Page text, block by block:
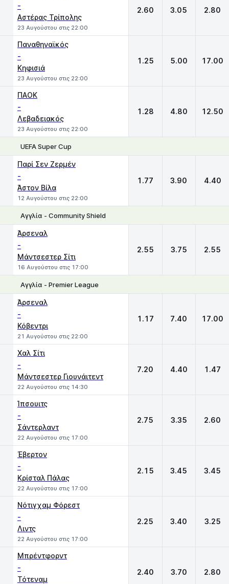
-
Αστέρας Τρίπολης
23 Αυγούστου στις 22:00
2.60 3.05 2.80
Παναθηναϊκός
-
Κηφισιά
23 Αυγούστου στις 22:00
1.25 5.00 17.00
ΠΑΟΚ
-
Λεβαδειακός
23 Αυγούστου στις 22:00
1.28 4.80 12.50
UEFA Super Cup
Παρί Σεν Ζερμέν
-
Άστον Βίλα
12 Αυγούστου στις 22:00
1.77 3.90 4.40
Αγγλία - Community Shield
Άρσεναλ
-
Μάντσεστερ Σίτι
16 Αυγούστου στις 17:00
2.55 3.75 2.55
Αγγλία - Premier League
Άρσεναλ
-
Κόβεντρι
21 Αυγούστου στις 22:00
1.17 7.40 17.00
Χαλ Σίτι
-
Μάντσεστερ Γιουνάιτεντ
22 Αυγούστου στις 14:30
7.20 4.40 1.47
Ίπσουιτς
-
Σάντερλαντ
22 Αυγούστου στις 17:00
2.75 3.35 2.60
Έβερτον
-
Κρίσταλ Πάλας
22 Αυγούστου στις 17:00
2.15 3.45 3.45
Νότιγχαμ Φόρεστ
-
Λιντς
22 Αυγούστου στις 17:00
2.25 3.40 3.25
Μπρέντφορντ
-
Τότεναμ
2.40 3.70 2.80